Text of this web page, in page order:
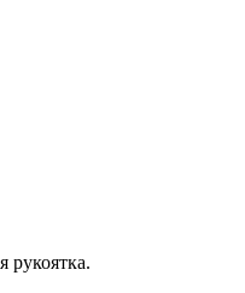
рукоятка.